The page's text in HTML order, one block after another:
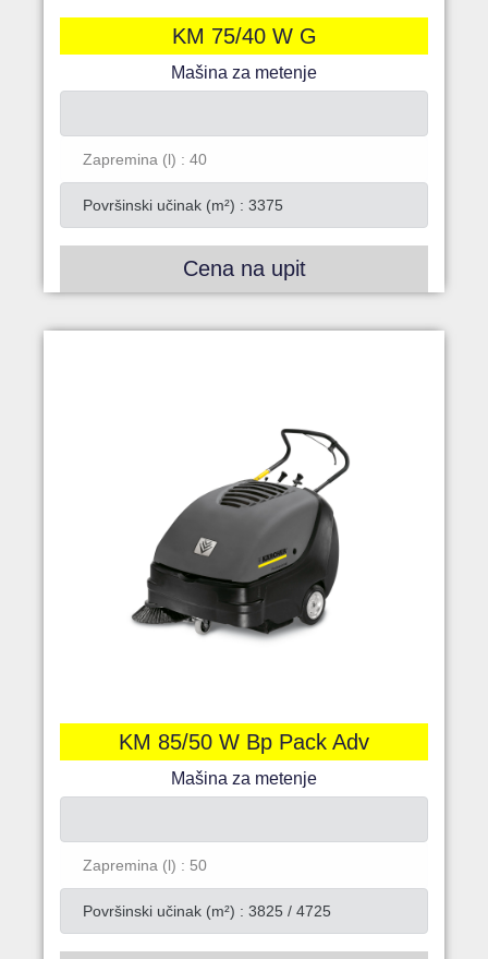
KM 75/40 W G
Mašina za metenje
Zapremina (l) : 40
Površinski učinak (m²) : 3375
Cena na upit
KM 85/50 W Bp Pack Adv
Mašina za metenje
Zapremina (l) : 50
Površinski učinak (m²) : 3825 / 4725